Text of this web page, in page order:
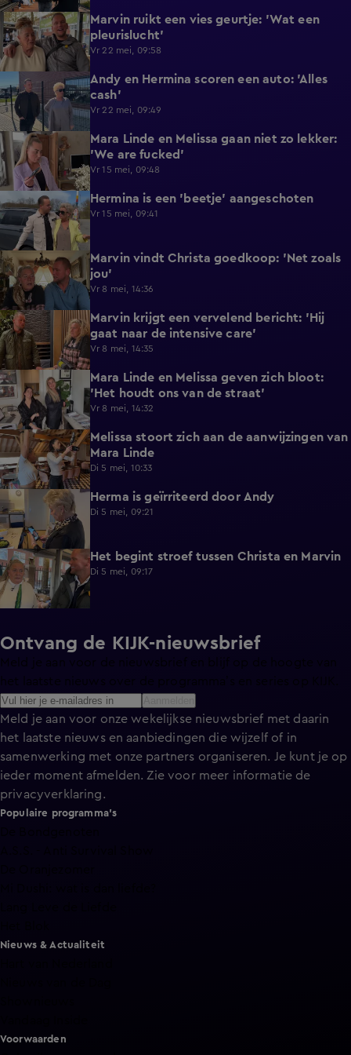
0:43
Marvin ruikt een vies geurtje: 'Wat een
pleurislucht'
Vr 22 mei, 09:58
0:43
Andy en Hermina scoren een auto: 'Alles
cash'
Vr 22 mei, 09:49
0:33
Mara Linde en Melissa gaan niet zo lekker:
'We are fucked'
Vr 15 mei, 09:48
0:19 Hermina is een 'beetje' aangeschoten
Vr 15 mei, 09:41
0:09
Marvin vindt Christa goedkoop: 'Net zoals
jou'
Vr 8 mei, 14:36
0:42
Marvin krijgt een vervelend bericht: 'Hij
gaat naar de intensive care'
Vr 8 mei, 14:35
0:16
Mara Linde en Melissa geven zich bloot:
'Het houdt ons van de straat'
Vr 8 mei, 14:32
0:53
Melissa stoort zich aan de aanwijzingen van
Mara Linde
Di 5 mei, 10:33
1:00 Herma is geïrriteerd door Andy
Di 5 mei, 09:21
0:25 Het begint stroef tussen Christa en Marvin
Di 5 mei, 09:17
Ontvang de KIJK-nieuwsbrief
Meld je aan voor de nieuwsbrief en blijf op de hoogte van
Meld je aan voor onze wekelijkse nieuwsbrief met daarin
het laatste nieuws en aanbiedingen die wijzelf of in
samenwerking met onze partners organiseren. Je kunt je op
ieder moment afmelden. Zie voor meer informatie de
privacyverklaring.
Populaire programma's
Nieuws & Actualiteit
Voorwaarden